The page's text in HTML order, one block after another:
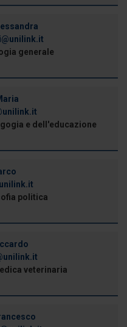
generale
e dell'educazione
politica
veterinaria